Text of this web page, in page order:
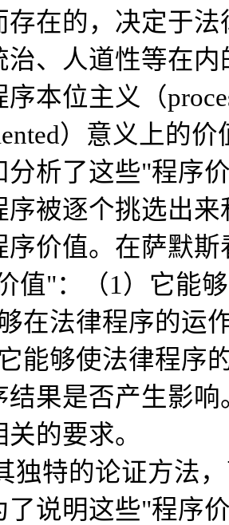
存在的，决定于
治、人道性等在
本位主义（
）意义上的
分析了这些"程序
序被逐个挑选出
序价值。在萨默
值"：（1）它能
够在法律程序的运
能够使法律程序
结果是否产生影
的要求。
的论证方法，
了说明这些"程序